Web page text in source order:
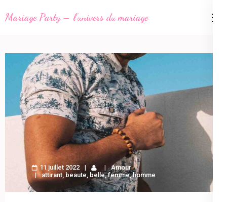
au
(Pressez
Entrée)
Mariage Party – l'univers du mariage
11 juillet 2022
Amour
attirant,beaute, belle,femme,homme